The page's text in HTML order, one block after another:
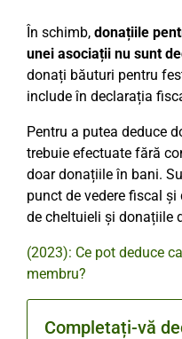
În schimb, donațiile
unei asociații nu sunt
donați băuturi pentru
include în declarația
Pentru a putea deduce
trebuie efectuate fără
doar donațiile în bani.
punct de vedere fiscal
de cheltuieli și donațiile
(2023): Ce pot deduce
membru?
Completați-vă